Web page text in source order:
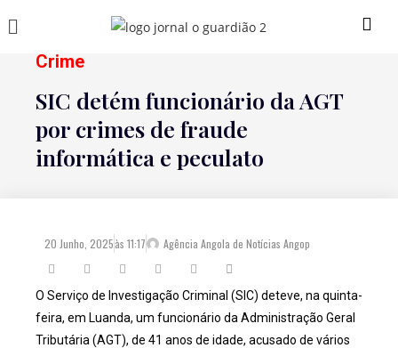
Crime
SIC detém funcionário da AGT
por crimes de fraude
informática e peculato
20 Junho, 2025às 11:17 Agência Angola de Notícias Angop
O Serviço de Investigação Criminal (SIC) deteve, na quinta-
feira, em Luanda, um funcionário da Administração Geral
Tributária (AGT), de 41 anos de idade, acusado de vários